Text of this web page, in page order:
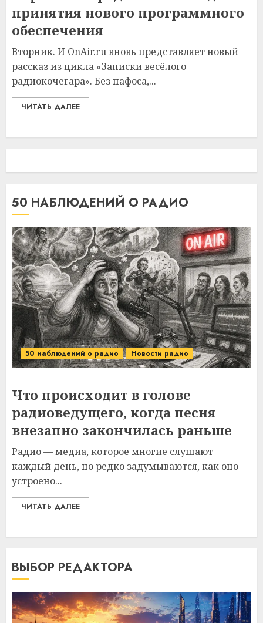
принятия нового программного
обеспечения
Вторник. И OnAir.ru вновь представляет новый
рассказ из цикла «Записки весёлого
радиокочегара». Без пафоса,...
ЧИТАТЬ ДАЛЕЕ
50 НАБЛЮДЕНИЙ О РАДИО
50 наблюдений о радио Новости радио
Что происходит в голове
радиоведущего, когда песня
внезапно закончилась раньше
Радио — медиа, которое многие слушают
каждый день, но редко задумываются, как оно
устроено...
ЧИТАТЬ ДАЛЕЕ
ВЫБОР РЕДАКТОРА